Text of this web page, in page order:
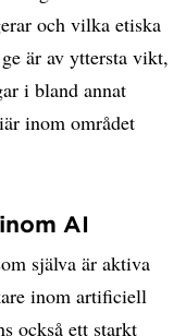
och vilka etiska
är av yttersta vikt,
i bland annat
inom området
AI
själva är aktiva
inom artificiell
också ett starkt